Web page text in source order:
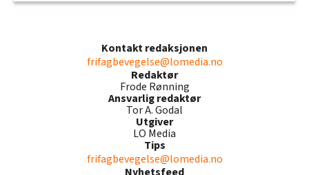
Kontakt redaksjonen
frifagbevegelse@lomedia.no
Redaktør
Frode Rønning
Ansvarlig redaktør
Tor A. Godal
Utgiver
LO Media
Tips
frifagbevegelse@lomedia.no